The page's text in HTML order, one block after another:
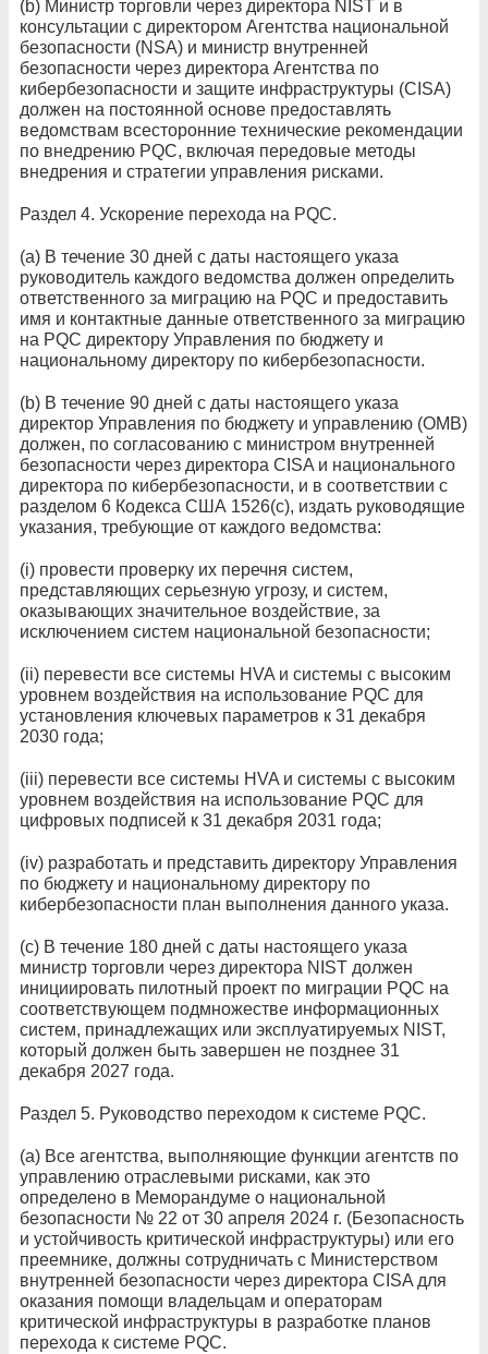
(b) Министр торговли через директора NIST и в
консультации с директором Агентства национальной
безопасности (NSA) и министр внутренней
безопасности через директора Агентства по
кибербезопасности и защите инфраструктуры (CISA)
должен на постоянной основе предоставлять
ведомствам всесторонние технические рекомендации
по внедрению PQC, включая передовые методы
внедрения и стратегии управления рисками.
Раздел 4. Ускорение перехода на PQC.
(а) В течение 30 дней с даты настоящего указа
руководитель каждого ведомства должен определить
ответственного за миграцию на PQC и предоставить
имя и контактные данные ответственного за миграцию
на PQC директору Управления по бюджету и
национальному директору по кибербезопасности.
(b) В течение 90 дней с даты настоящего указа
директор Управления по бюджету и управлению (OMB)
должен, по согласованию с министром внутренней
безопасности через директора CISA и национального
директора по кибербезопасности, и в соответствии с
разделом 6 Кодекса США 1526(c), издать руководящие
указания, требующие от каждого ведомства:
(i) провести проверку их перечня систем,
представляющих серьезную угрозу, и систем,
оказывающих значительное воздействие, за
исключением систем национальной безопасности;
(ii) перевести все системы HVA и системы с высоким
уровнем воздействия на использование PQC для
установления ключевых параметров к 31 декабря
2030 года;
(iii) перевести все системы HVA и системы с высоким
уровнем воздействия на использование PQC для
цифровых подписей к 31 декабря 2031 года;
(iv) разработать и представить директору Управления
по бюджету и национальному директору по
кибербезопасности план выполнения данного указа.
(c) В течение 180 дней с даты настоящего указа
министр торговли через директора NIST должен
инициировать пилотный проект по миграции PQC на
соответствующем подмножестве информационных
систем, принадлежащих или эксплуатируемых NIST,
который должен быть завершен не позднее 31
декабря 2027 года.
Раздел 5. Руководство переходом к системе PQC.
(а) Все агентства, выполняющие функции агентств по
управлению отраслевыми рисками, как это
определено в Меморандуме о национальной
безопасности № 22 от 30 апреля 2024 г. (Безопасность
и устойчивость критической инфраструктуры) или его
преемнике, должны сотрудничать с Министерством
внутренней безопасности через директора CISA для
оказания помощи владельцам и операторам
критической инфраструктуры в разработке планов
перехода к системе PQC.